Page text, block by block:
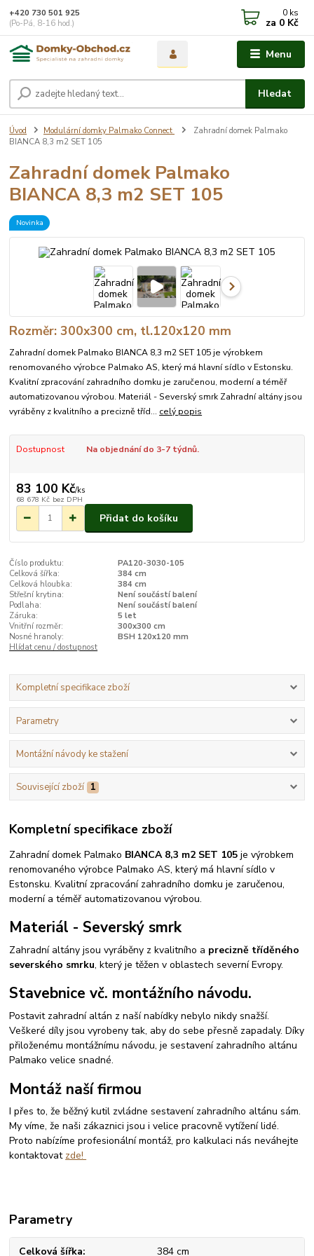
Menu
Hledat
+420 730 501 925
(Po-Pá, 8-16 hod.)
0 ks
za 0 Kč
Úvod Modulární domky Palmako Connect
Zahradní domek Palmako
BIANCA 8,3 m2 SET 105
Zahradní domek Palmako
BIANCA 8,3 m2 SET 105
Novinka
Rozměr: 300x300 cm, tl.120x120 mm
Zahradní domek Palmako BIANCA 8,3 m2 SET 105 je výrobkem
renomovaného výrobce Palmako AS, který má hlavní sídlo v Estonsku.
Kvalitní zpracování zahradního domku je zaručenou, moderní a téměř
automatizovanou výrobou. Materiál - Severský smrk Zahradní altány jsou
vyráběny z kvalitního a precizně tříd... celý popis
Dostupnost Na objednání do 3-7 týdnů.
83 100 Kč/ks
68 678 Kč bez DPH
Přidat do košíku
Číslo produktu:
PA120-3030-105
Celková šířka:
384 cm
Celková hloubka:
384 cm
Střešní krytina:
Není součástí balení
Podlaha:
Není součástí balení
Záruka:
5 let
Vnitřní rozměr:
300x300 cm
Nosné hranoly:
BSH 120x120 mm
Hlídat cenu / dostupnost
Kompletní specifikace zboží
Parametry
Montážní návody ke stažení
Související zboží 1
Kompletní specifikace zboží
Zahradní domek Palmako BIANCA 8,3 m2 SET 105 je výrobkem
renomovaného výrobce Palmako AS, který má hlavní sídlo v
Estonsku. Kvalitní zpracování zahradního domku je zaručenou,
moderní a téměř automatizovanou výrobou.
Materiál - Severský smrk
Zahradní altány jsou vyráběny z kvalitního a precizně tříděného
severského smrku, který je těžen v oblastech severní Evropy.
Stavebnice vč. montážního návodu.
Postavit zahradní altán z naší nabídky nebylo nikdy snažší.
Veškeré díly jsou vyrobeny tak, aby do sebe přesně zapadaly. Díky
přiloženému montážnímu návodu, je sestavení zahradního altánu
Palmako velice snadné.
Montáž naší firmou
I přes to, že běžný kutil zvládne sestavení zahradního altánu sám.
My víme, že naši zákaznici jsou i velice pracovně vytížení lidé.
Proto nabízíme profesionální montáž, pro kalkulaci nás neváhejte
kontaktovat zde!
Parametry
Celková šířka 384 cm